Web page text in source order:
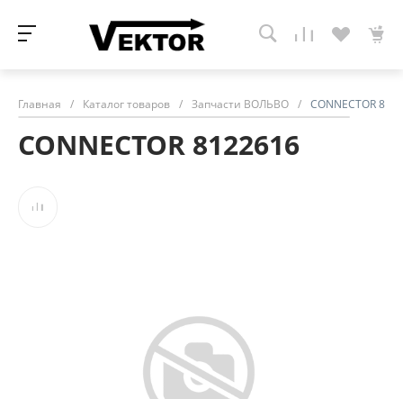
Главная / Каталог товаров / Запчасти ВОЛЬВО / CONNECTOR
CONNECTOR 8122616